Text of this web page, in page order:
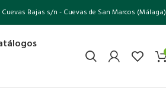
Cuevas Bajas s/n - Cuevas de San Marcos (Málaga)